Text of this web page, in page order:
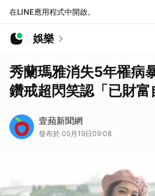
在LINE應用程式中開啟。
娛樂
秀蘭瑪雅消失5年罹
鑽戒超閃笑認「已財富
壹蘋新聞網
發布於 05月19日09:08